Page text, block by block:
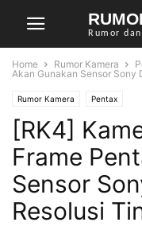
Rumor
Home Rumor Kamera
Akan Gunakan Sensor Sony
Rumor Kamera Pentax
[RK4]
Frame
Sensor
Resolusi